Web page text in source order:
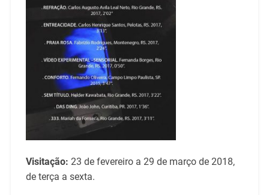
Visitação: 23 de fevereiro a 29 de março de 2018,
de terça a sexta.